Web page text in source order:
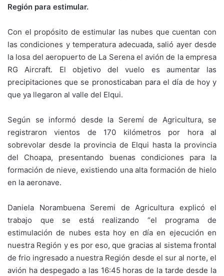
Región para estimular.
Con el propósito de estimular las nubes que cuentan con
las condiciones y temperatura adecuada, salió ayer desde
la losa del aeropuerto de La Serena el avión de la empresa
RG Aircraft. El objetivo del vuelo es aumentar las
precipitaciones que se pronosticaban para el día de hoy y
que ya llegaron al valle del Elqui.
Según se informó desde la Seremí de Agricultura, se
registraron vientos de 170 kilómetros por hora al
sobrevolar desde la provincia de Elqui hasta la provincia
del Choapa, presentando buenas condiciones para la
formación de nieve, existiendo una alta formación de hielo
en la aeronave.
Daniela Norambuena Seremi de Agricultura explicó el
trabajo que se está realizando “el programa de
estimulación de nubes esta hoy en día en ejecución en
nuestra Región y es por eso, que gracias al sistema frontal
de frio ingresado a nuestra Región desde el sur al norte, el
avión ha despegado a las 16:45 horas de la tarde desde la